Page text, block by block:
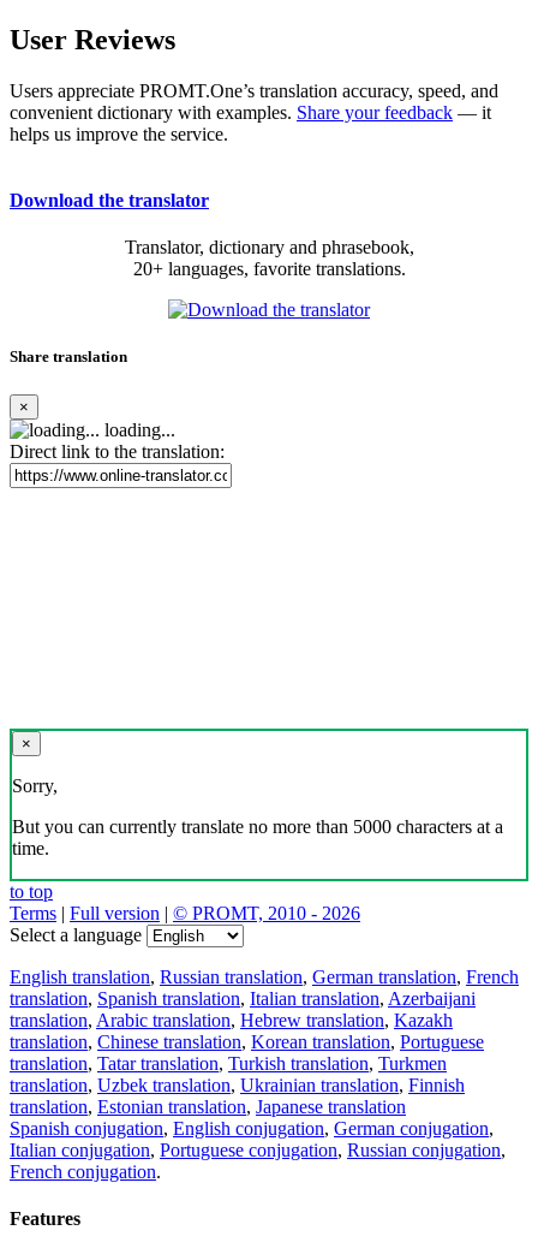
User Reviews
Users appreciate PROMT.One’s translation accuracy, speed, and
convenient dictionary with examples. Share your feedback — it
helps us improve the service.
Download the translator
Translator, dictionary and phrasebook,
20+ languages, favorite translations.
Share translation
×
loading...
Direct link to the translation:
×
Sorry,
But you can currently translate no more than 5000 characters at a
time.
to top
Terms | Full version | © PROMT, 2010 - 2026
Select a language
English translation, Russian translation, German translation, French
translation, Spanish translation, Italian translation, Azerbaijani
translation, Arabic translation, Hebrew translation, Kazakh
translation, Chinese translation, Korean translation, Portuguese
translation, Tatar translation, Turkish translation, Turkmen
translation, Uzbek translation, Ukrainian translation, Finnish
translation, Estonian translation, Japanese translation
Spanish conjugation, English conjugation, German conjugation,
Italian conjugation, Portuguese conjugation, Russian conjugation,
French conjugation.
Features